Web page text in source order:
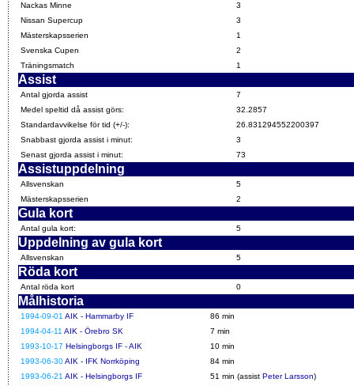
Nackas Minne
3
Nissan Supercup
3
Mästerskapsserien
1
Svenska Cupen
2
Träningsmatch
1
Assist
Antal gjorda assist
7
Medel speltid då assist görs:
32.2857
Standardavvikelse för tid (+/-):
26.831294552200397
Snabbast gjorda assist i minut:
3
Senast gjorda assist i minut:
73
Assistuppdelning
Allsvenskan
5
Mästerskapsserien
2
Gula kort
Antal gula kort: 5
Uppdelning av gula kort
Allsvenskan 5
Röda kort
Antal röda kort 0
Målhistoria
1994-09-01 AIK - Hammarby IF
86 min
1994-04-11 AIK - Örebro SK
7 min
1993-10-17 Helsingborgs IF - AIK
10 min
1993-06-30AIK - IFK Norrköping
84 min
1993-06-21 AIK - Helsingborgs IF 51 min (assist Peter Larsson)